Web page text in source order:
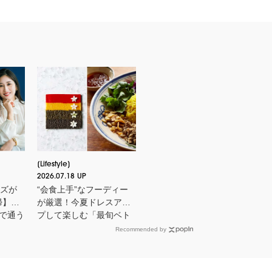
が
美
通う
Lifestyle
2026.07.18 UP
“会食上手”なフーディー
が厳選！今夏ドレスアッ
プして楽しむ「最旬ベト
Recommended by